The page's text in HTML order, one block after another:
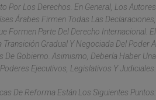
Por Los Derechos. En General, Los Autores
Árabes Firmen Todas Las Declaraciones,
Formen Parte Del Derecho Internacional. El
Gradual Y Negociada Del Poder A
De Gobierno. Asimismo, Debería Haber Una
Ejecutivos, Legislativos Y Judiciales.
De Reforma Están Los Siguientes Puntos: